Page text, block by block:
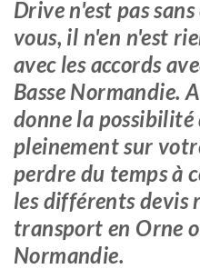
Drive n'est pas
vous, il n'en n'est
avec les accords
Basse Normandie.
donne la possibilité
pleinement sur
perdre du temps à
les différents devis
transport en Orne
Normandie.